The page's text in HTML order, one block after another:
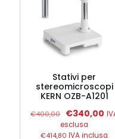
Stativi per
stereomicroscopi
KERN OZB-A1201
€400,00
Il
prezzo
originale
€340,00 Il
esclusa
€414,80 IVA inclusa